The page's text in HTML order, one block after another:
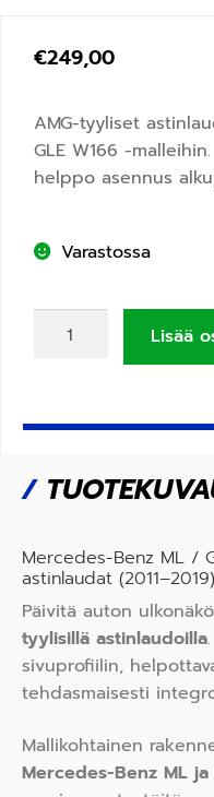
€249,00
AMG-tyyliset
GLE W166 -
helppo asennus
Varastossa
Lisää
/
Mercedes-Benz ML /
astinlaudat (2011–2019)
Päivitä auton
tyylisillä astinlaudoilla
sivuprofiilin,
tehdasmaisesti
Mallikohtainen
Mercedes-Benz ML ja